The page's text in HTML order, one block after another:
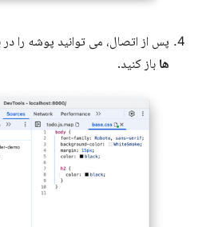
پس از اتصال، می توانید پوشه را در
ها باز کنید.